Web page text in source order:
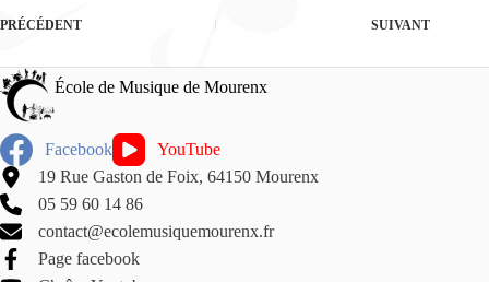
PRÉCÉDENT SUIVANT
École de Musique de Mourenx
Facebook
YouTube
19 Rue Gaston de Foix, 64150 Mourenx
05 59 60 14 86
contact@ecolemusiquemourenx.fr
Page facebook